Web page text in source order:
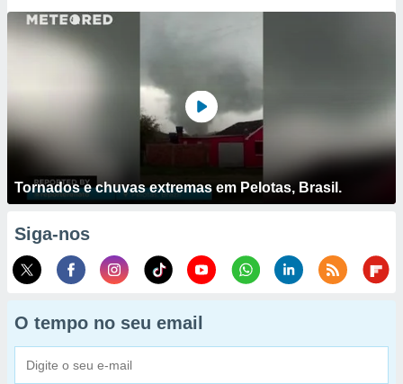
Tornados e chuvas extremas em Pelotas, Brasil.
Siga-nos
O tempo no seu email